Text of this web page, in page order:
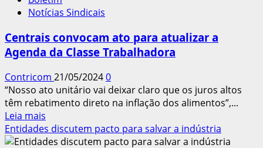
unitária
ampla
participação
trabalhadores
Notícias Sindicais
Centrais convocam ato para atualizar a
Agenda da Classe Trabalhadora
Contricom 21/05/20240
“Nosso ato unitário vai deixar claro que os juros altos
têm rebatimento direto na inflação dos alimentos”,...
Leia mais
mais
sobre
Entidades discutem pacto para salvar a indústria